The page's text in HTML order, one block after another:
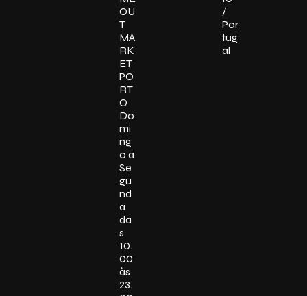
OU
T
MA
RK
ET
PO
RT
O
Do
mi
ng
o a
Se
gu
nd
a
da
s
10.
00
às
23.
/
Por
tug
al